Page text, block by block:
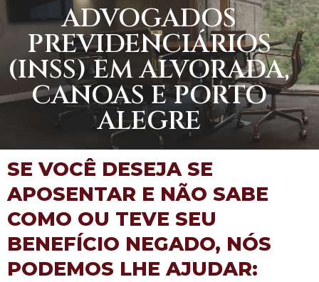
ADVOGADOS
PREVIDENCIÁRIOS
(INSS) EM ALVORADA,
CANOAS E PORTO
ALEGRE
SE VOCÊ DESEJA SE
APOSENTAR E NÃO SABE
COMO OU TEVE SEU
BENEFÍCIO NEGADO, NÓS
PODEMOS LHE AJUDAR: